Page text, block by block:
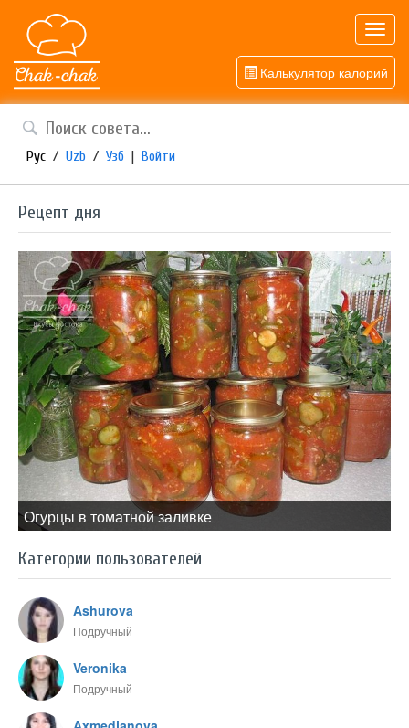
Калькулятор калорий
Рус / Uzb / Узб | Войти
Рецепт дня
Огурцы в томатной заливке
Категории пользователей
Ashurova
Подручный
Veronika
Подручный